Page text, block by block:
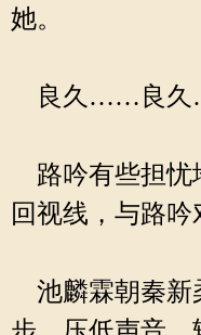
她。
良久……良
路吟有些担忧
回视线，与路吟
池麟霖朝秦新